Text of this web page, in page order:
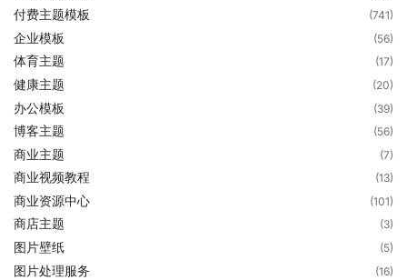
付费主题模板 (741)
企业模板 (56)
体育主题 (17)
健康主题 (20)
办公模板 (39)
博客主题 (56)
商业主题 (7)
商业视频教程 (13)
商业资源中心 (101)
商店主题 (3)
图片壁纸 (5)
图片处理服务 (16)